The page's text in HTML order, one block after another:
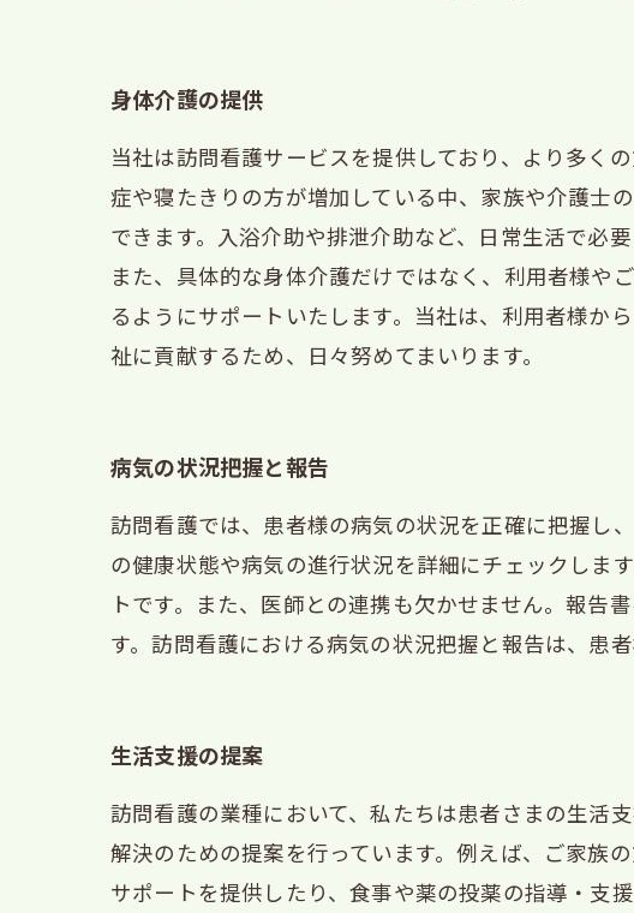
身体介護の提供
当社は訪問看護サービスを提供しており、より多く
症や寝たきりの方が増加している中、家族や介護士
できます。入浴介助や排泄介助など、日常生活で必
また、具体的な身体介護だけではなく、利用者様や
るようにサポートいたします。当社は、利用者様か
祉に貢献するため、日々努めてまいります。
病気の状況把握と報告
訪問看護では、患者様の病気の状況を正確に把握し
の健康状態や病気の進行状況を詳細にチェックしま
トです。また、医師との連携も欠かせません。報告
す。訪問看護における病気の状況把握と報告は、患
生活支援の提案
訪問看護の業種において、私たちは患者さまの生活
解決のための提案を行っています。例えば、ご家族
サポートを提供したり、食事や薬の投薬の指導・支